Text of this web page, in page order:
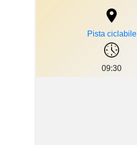
Pista ciclabile
09:30